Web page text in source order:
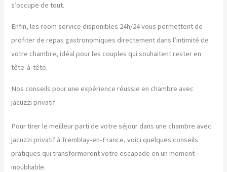
s’occupe de tout.
Enfin, les room service disponibles 24h/24 vous permettent de
profiter de repas gastronomiques directement dans l’intimité de
votre chambre, idéal pour les couples qui souhaitent rester en
tête-à-tête.
Nos conseils pour une expérience réussie en chambre avec
jacuzzi privatif
Pour tirer le meilleur parti de votre séjour dans une chambre avec
jacuzzi privatif à Tremblay-en-France, voici quelques conseils
pratiques qui transformeront votre escapade en un moment
inoubliable.